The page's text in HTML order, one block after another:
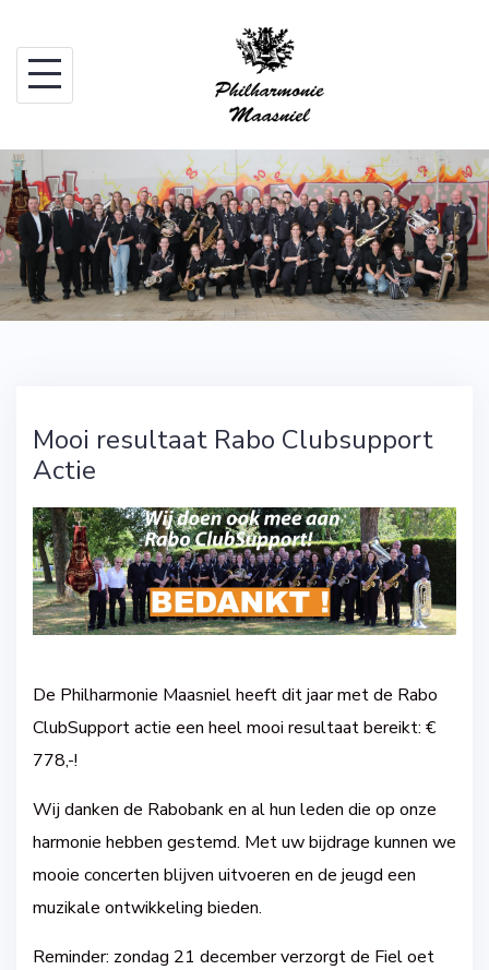
content
Mooi resultaat Rabo Clubsupport
Actie
De Philharmonie Maasniel heeft dit jaar met de Rabo
ClubSupport actie een heel mooi resultaat bereikt: €
778,-!
Wij danken de Rabobank en al hun leden die op onze
harmonie hebben gestemd. Met uw bijdrage kunnen we
mooie concerten blijven uitvoeren en de jeugd een
muzikale ontwikkeling bieden.
Reminder: zondag 21 december verzorgt de Fiel oet